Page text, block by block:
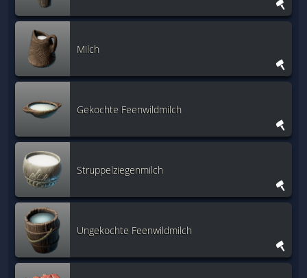
Milch
Gekochte Feenwildmilch
Struppelziegenmilch
Ungekochte Feenwildmilch